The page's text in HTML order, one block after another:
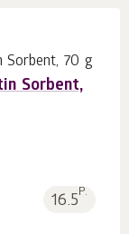
Sorbent,
16.5P.